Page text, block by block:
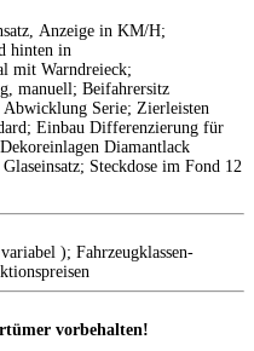
Anzeige in KM/H;
hinten in
mit Warndreieck;
manuell; Beifahrersitz
Abwicklung Serie; Zierleisten
Einbau Differenzierung für
Diamantlack
Steckdose im Fond 12
); Fahrzeugklassen-
vorbehalten!